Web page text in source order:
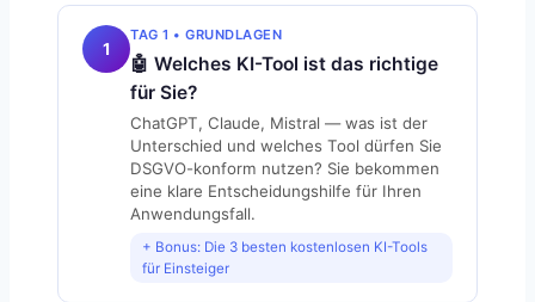
1
TAG 1 • GRUNDLAGEN
🤖 Welches KI-Tool ist das richtige
für Sie?
ChatGPT, Claude, Mistral — was ist der
Unterschied und welches Tool dürfen Sie
DSGVO-konform nutzen? Sie bekommen
eine klare Entscheidungshilfe für Ihren
Anwendungsfall.
+ Bonus: Die 3 besten kostenlosen KI-Tools
für Einsteiger